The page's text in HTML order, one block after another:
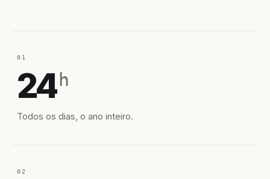
01
24 h
Todos os dias, o ano inteiro.
02